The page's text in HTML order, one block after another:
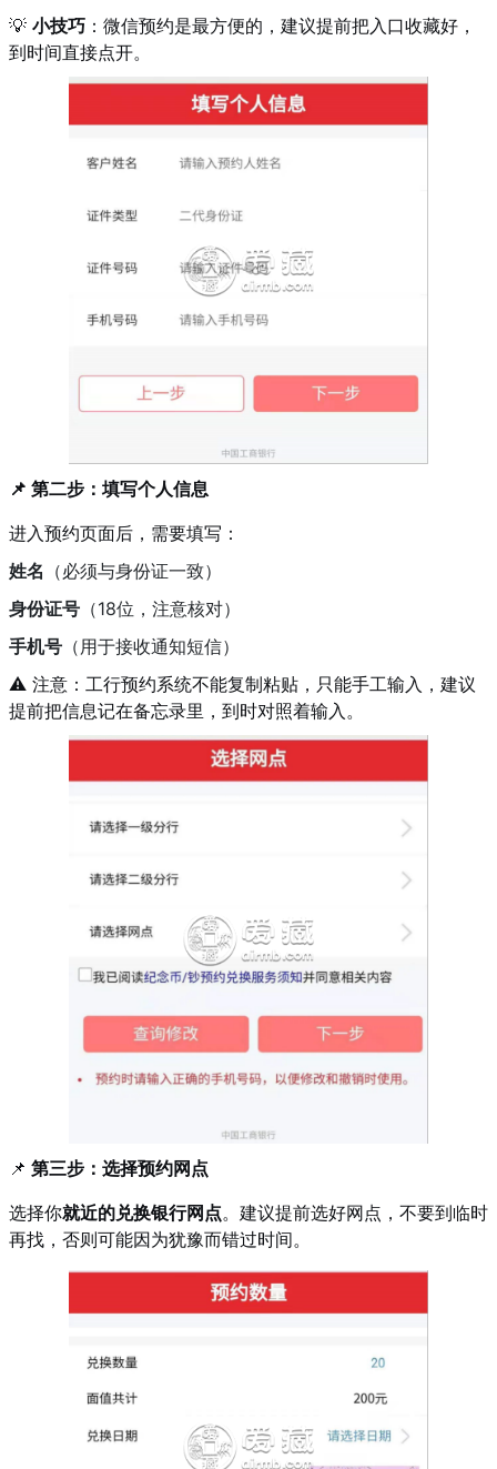
💡 小技巧 ：微信预约是最方便的，建议提前把入口收藏好，
到时间直接点开。
📌 第二步：填写个人信息
进入预约页面后，需要填写：
姓名 （必须与身份证一致）
身份证号 （18位，注意核对）
手机号 （用于接收通知短信）
⚠️ 注意：工行预约系统不能复制粘贴，只能手工输入，建议
提前把信息记在备忘录里，到时对照着输入。
📌 第三步：选择预约网点
选择你就近的兑换银行网点。建议提前选好网点，不要到临时
再找，否则可能因为犹豫而错过时间。